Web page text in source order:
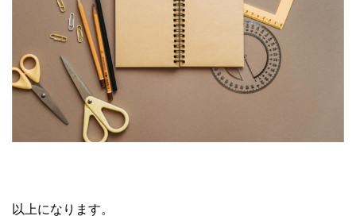
以上になります。